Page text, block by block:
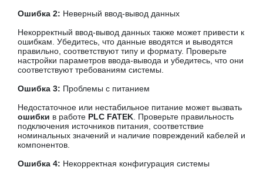
Ошибка 2: Неверный ввод-вывод данных
Некорректный ввод-вывод данных также может привести к
ошибкам. Убедитесь, что данные вводятся и выводятся
правильно, соответствуют типу и формату. Проверьте
настройки параметров ввода-вывода и убедитесь, что они
соответствуют требованиям системы.
Ошибка 3: Проблемы с питанием
Недостаточное или нестабильное питание может вызвать
ошибки в работе PLC FATEK . Проверьте правильность
подключения источников питания, соответствие
номинальных значений и наличие повреждений кабелей и
компонентов.
Ошибка 4: Некорректная конфигурация системы